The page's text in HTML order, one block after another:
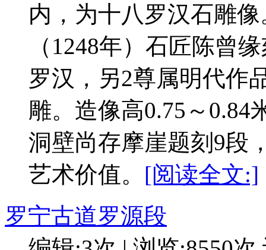
内，为十八罗汉石雕
（1248年）石匠陈曾
罗汉，另2尊属明代作
雕。造像高0.75～0.84
洞壁尚存摩崖题刻9段
艺术价值。 [阅读全文:]
罗宁古道罗源段